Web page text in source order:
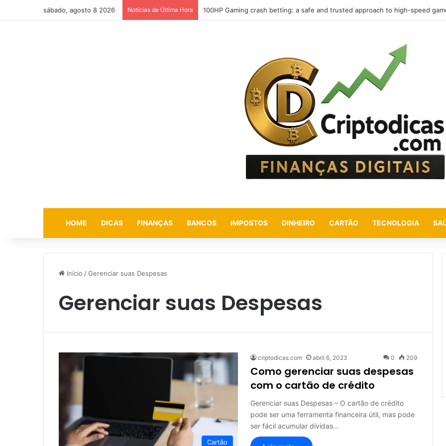
sábado, agosto 8 2026 Notícias de Última Hora 100HP Gaming crash betting: a safe and trusted approach to high-speed
HOME DICAS FINANÇAS BANCOS IMPOSTOS DINHEIRO CARTÃO TECNOLOGIA
Início /Gerenciar suas Despesas
Gerenciar suas Despesas
Cartão
criptodicas.com abril 6, 2023 0 209
Como gerenciar suas despesas
com o cartão de crédito
Gerenciar suas Despesas – O cartão de crédito
pode ser uma ferramenta financeira útil, mas pode
ser fácil acumular dívidas…